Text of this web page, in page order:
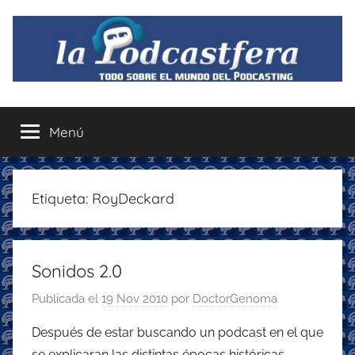
contenido
La
Podcastfera
el
mundo
del
podcasting
recomendaciones
disfrutar
podcastfera
Menú
Etiqueta: RoyDeckard
Sonidos 2.0
Publicada el 19 Nov 2010 por DoctorGenoma
Después de estar buscando un podcast en el que